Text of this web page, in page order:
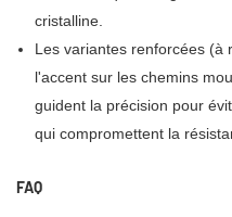
cristalline.
Les variantes renforcées (à
l'accent sur les chemins
guident la précision pour
qui compromettent la
FAQ